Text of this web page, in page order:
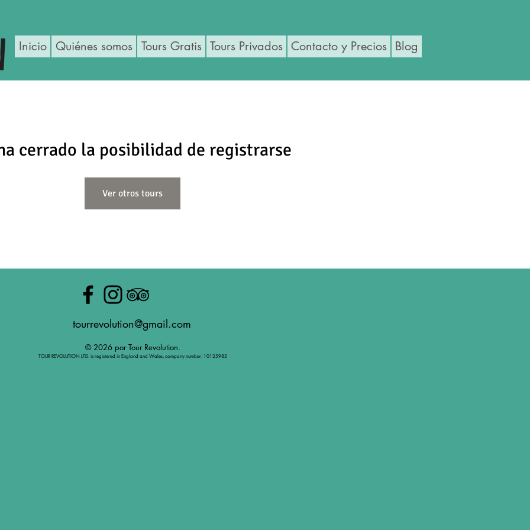
Inicio Quiénes somos Tours Gratis Tours Privados Contacto y Precios Blog
cerrado la posibilidad de registrarse
Ver otros tours
tourrevolution@gmail.com
© 2026 por Tour Revolution.
TOUR REVOLUTION LTD. is registered in England and Wales, company number: 10125982